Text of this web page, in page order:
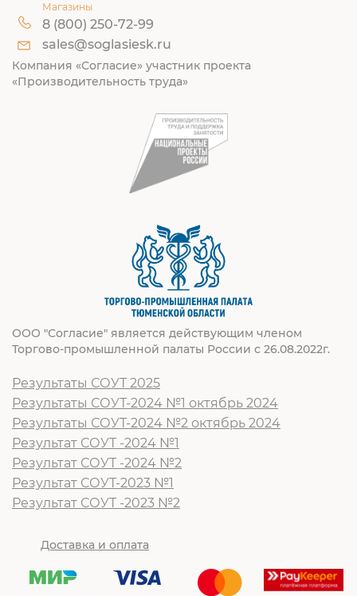
Магазины
8 (800) 250-72-99
sales@soglasiesk.ru
Компания «Согласие» участник проекта
«Производительность труда»
ООО "Согласие" является действующим членом
Торгово-промышленной палаты России с 26.08.2022г.
Результаты СОУТ 2025
Результаты СОУТ-2024 №1 октябрь 2024
Результаты СОУТ-2024 №2 октябрь 2024
Результат СОУТ -2024 №1
Результат СОУТ -2024 №2
Результат СОУТ-2023 №1
Результат СОУТ -2023 №2
Доставка и оплата